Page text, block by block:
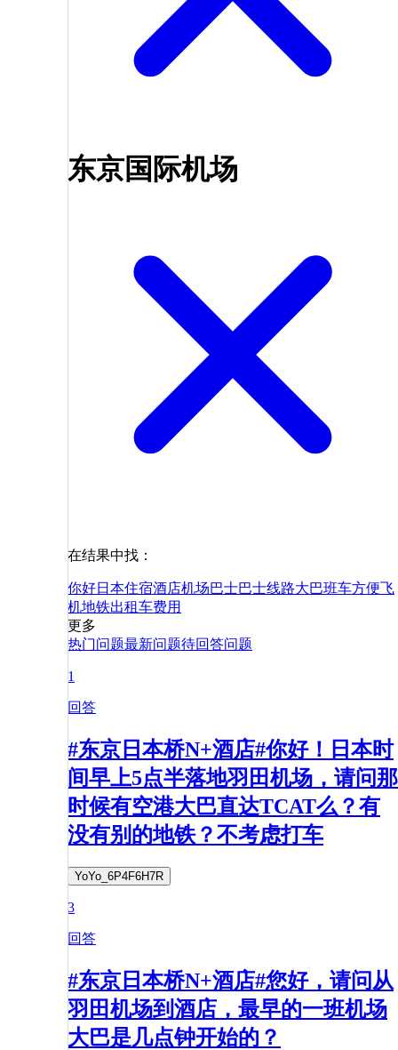
东京国际机场
在结果中找：
你好日本住宿酒店机场巴士巴士线路大巴班车方便飞
机地铁出租车费用
更多
热门问题最新问题待回答问题
1
回答
#东京日本桥N+酒店#你好！日本时
间早上5点半落地羽田机场，请问那
时候有空港大巴直达TCAT么？有
没有别的地铁？不考虑打车
YoYo_6P4F6H7R
3
回答
#东京日本桥N+酒店#您好，请问从
羽田机场到酒店，最早的一班机场
大巴是几点钟开始的？